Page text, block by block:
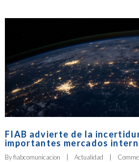
FIAB advierte de la
importantes mercados
By fiabcomunicacion Actualidad